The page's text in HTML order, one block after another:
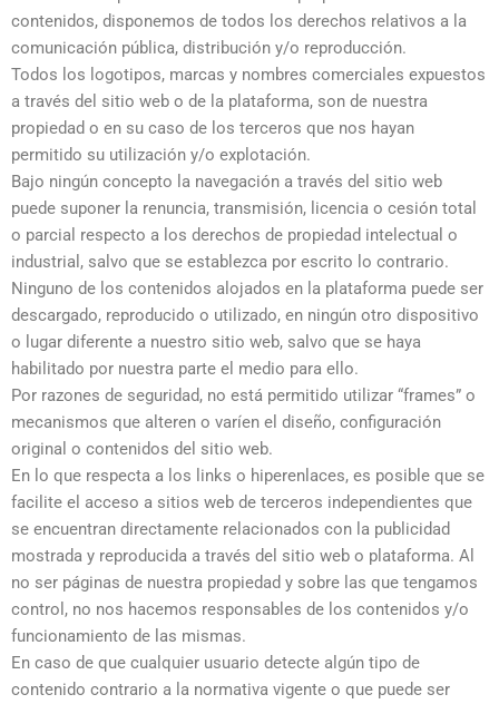
contenidos, disponemos de todos los derechos relativos a la
comunicación pública, distribución y/o reproducción.
Todos los logotipos, marcas y nombres comerciales expuestos
a través del sitio web o de la plataforma, son de nuestra
propiedad o en su caso de los terceros que nos hayan
permitido su utilización y/o explotación.
Bajo ningún concepto la navegación a través del sitio web
puede suponer la renuncia, transmisión, licencia o cesión total
o parcial respecto a los derechos de propiedad intelectual o
industrial, salvo que se establezca por escrito lo contrario.
Ninguno de los contenidos alojados en la plataforma puede ser
descargado, reproducido o utilizado, en ningún otro dispositivo
o lugar diferente a nuestro sitio web, salvo que se haya
habilitado por nuestra parte el medio para ello.
Por razones de seguridad, no está permitido utilizar “frames” o
mecanismos que alteren o varíen el diseño, configuración
original o contenidos del sitio web.
En lo que respecta a los links o hiperenlaces, es posible que se
facilite el acceso a sitios web de terceros independientes que
se encuentran directamente relacionados con la publicidad
mostrada y reproducida a través del sitio web o plataforma. Al
no ser páginas de nuestra propiedad y sobre las que tengamos
control, no nos hacemos responsables de los contenidos y/o
funcionamiento de las mismas.
En caso de que cualquier usuario detecte algún tipo de
contenido contrario a la normativa vigente o que puede ser